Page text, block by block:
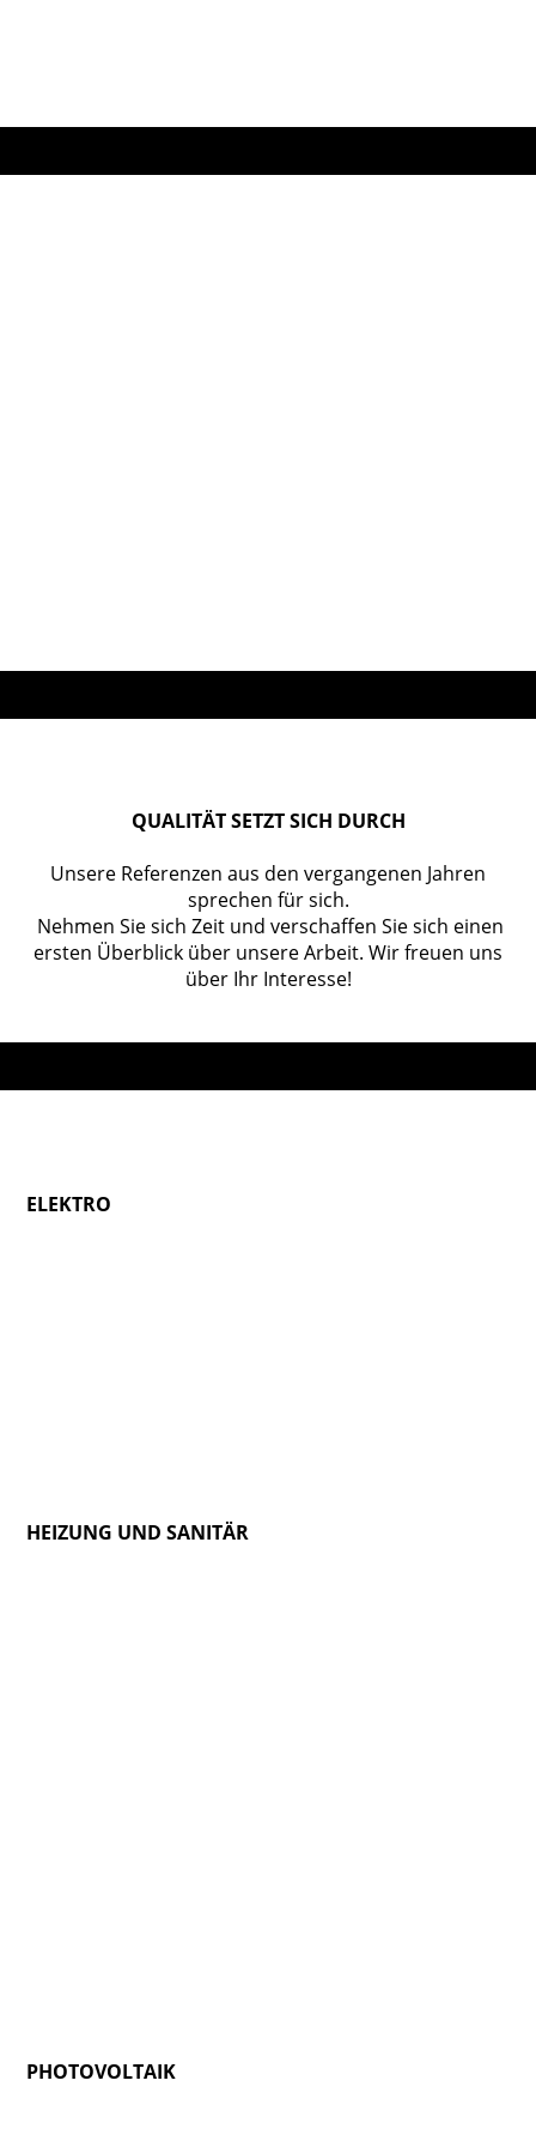
QUALITÄT SETZT SICH DURCH
Unsere Referenzen aus den vergangenen Jahren
sprechen für sich.
Nehmen Sie sich Zeit und verschaffen Sie sich einen
ersten Überblick über unsere Arbeit. Wir freuen uns
über Ihr Interesse!
ELEKTRO­
HEIZUNG UND SANITÄR
PHOTOVOLTAIK